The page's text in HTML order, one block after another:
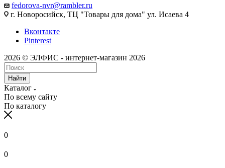
fedorova-nvr@rambler.ru
г. Новоросийск, ТЦ "Товары для дома" ул. Исаева 4
Вконтакте
Pinterest
2026 © ЭЛФИС - интернет-магазин 2026
Найти
Каталог
По всему сайту
По каталогу
0
0